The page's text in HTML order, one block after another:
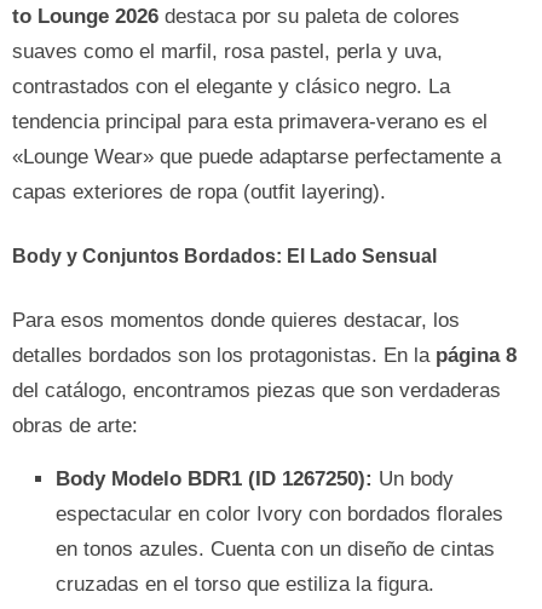
to Lounge 2026 destaca por su paleta de colores
suaves como el marfil, rosa pastel, perla y uva,
contrastados con el elegante y clásico negro. La
tendencia principal para esta primavera-verano es el
«Lounge Wear» que puede adaptarse perfectamente a
capas exteriores de ropa (outfit layering).
Body y Conjuntos Bordados: El Lado Sensual
Para esos momentos donde quieres destacar, los
detalles bordados son los protagonistas. En la página 8
del catálogo, encontramos piezas que son verdaderas
obras de arte:
Body Modelo BDR1 (ID 1267250): Un body
espectacular en color Ivory con bordados florales
en tonos azules. Cuenta con un diseño de cintas
cruzadas en el torso que estiliza la figura.